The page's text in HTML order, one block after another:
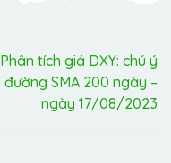
Phân tích giá DXY: chú ý
đường SMA 200 ngày –
ngày 17/08/2023